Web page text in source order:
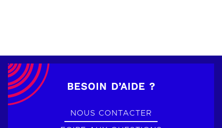
BESOIN D’AIDE ?
NOUS CONTACTER